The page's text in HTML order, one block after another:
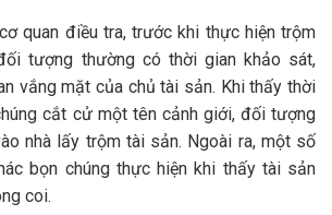
quan điều tra, trước khi thực hiện trộm
tượng thường có thời gian khảo sát,
vắng mặt của chủ tài sản. Khi thấy thời
cắt cử một tên cảnh giới, đối tượng
nhà lấy trộm tài sản. Ngoài ra, một số
bọn chúng thực hiện khi thấy tài sản
coi.